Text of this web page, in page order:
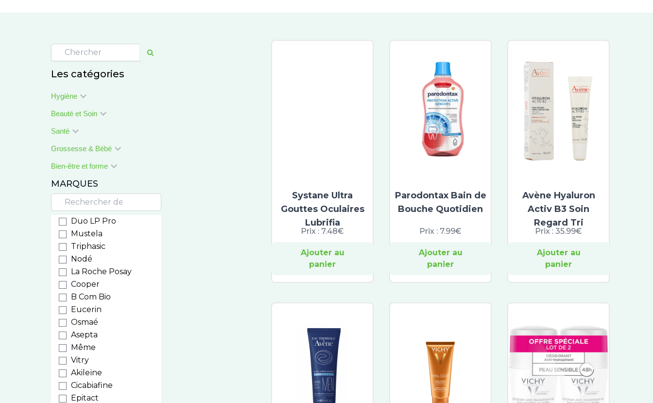
Les catégories
Hygiène
Beauté et Soin
Santé
Grossesse & Bébé
Bien-être et forme
MARQUES
Duo LP Pro
Mustela
Triphasic
Nodé
La Roche Posay
Cooper
B Com Bio
Eucerin
Osmaé
Asepta
Même
Vitry
Akileïne
Cicabiafine
Epitact
Systane Ultra
Gouttes Oculaires
Lubrifia
Prix : 7.48€
Ajouter au
panier
Parodontax Bain de
Bouche Quotidien
Prix : 7.99€
Ajouter au
panier
Avène Hyaluron
Activ B3 Soin
Regard Tri
Prix :35.99€
Ajouter au
panier